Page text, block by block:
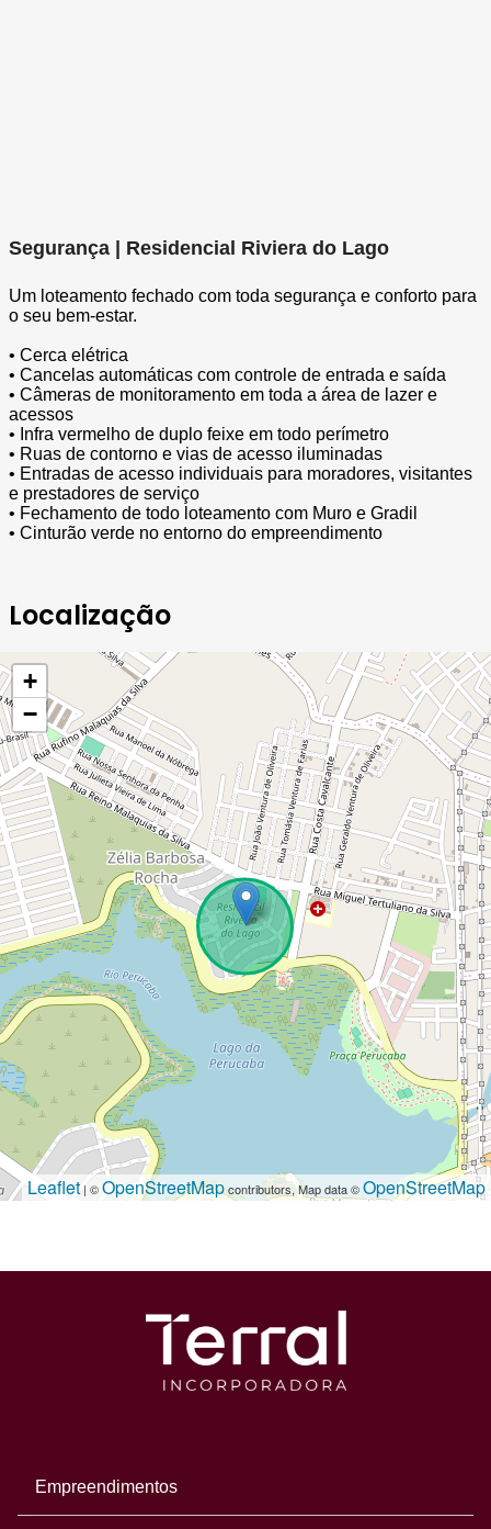
Segurança | Residencial Riviera do Lago
Um loteamento fechado com toda segurança e conforto para
o seu bem-estar.
• Cerca elétrica
• Cancelas automáticas com controle de entrada e saída
• Câmeras de monitoramento em toda a área de lazer e
acessos
• Infra vermelho de duplo feixe em todo perímetro
• Ruas de contorno e vias de acesso iluminadas
• Entradas de acesso individuais para moradores, visitantes
e prestadores de serviço
• Fechamento de todo loteamento com Muro e Gradil
• Cinturão verde no entorno do empreendimento
Localização
+
−
Leaflet | ©OpenStreetMapcontributors, Map data ©OpenStreetMap
Empreendimentos